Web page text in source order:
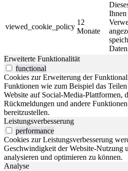
viewed_cookie_policy
12
Monate
Erweiterte Funktionalität
functional
Cookies zur Erweiterung der
Funktionen wie zum Beispiel das
Website auf Social-Media-Plattformen,
Rückmeldungen und andere
bereitzustellen.
Leistungsverbesserung
performance
Cookies zur Leistungsverbesserung
Geschwindigkeit der Website-Nutzung
analysieren und optimieren zu können.
Analyse